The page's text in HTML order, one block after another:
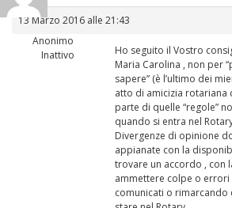
13 Marzo 2016 alle 21:43
Anonimo
Inattivo
Ho seguito il Vostro
Maria Carolina , non per
sapere” (è l’ultimo dei
atto di amicizia rotariana
parte di quelle “regole”
quando si entra nel
Divergenze di opinione
appianate con la
trovare un accordo , con
ammettere colpe o errori
comunicati o